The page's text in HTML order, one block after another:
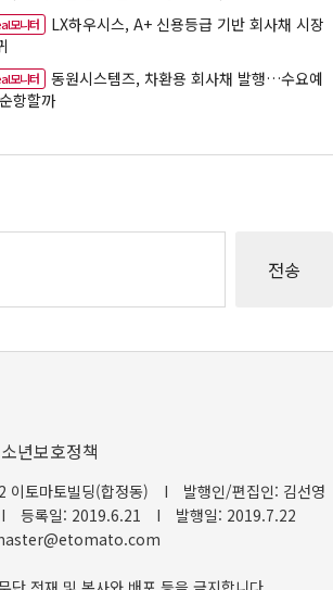
모니터
LX하우시스, A+ 신용등급 기반 회사채 시장
모니터
동원시스템즈, 차환용 회사채 발행…수요예
항할까
년보호정책
이토마토빌딩(합정동) I
발행인/편집인: 김선영
I 등록일: 2019.6.21 I
발행일: 2019.7.22